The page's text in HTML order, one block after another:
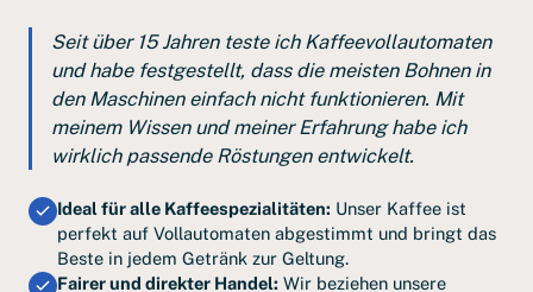
Seit über 15 Jahren teste ich Kaffeevollautomaten
und habe festgestellt, dass die meisten Bohnen in
den Maschinen einfach nicht funktionieren. Mit
meinem Wissen und meiner Erfahrung habe ich
wirklich passende Röstungen entwickelt.
Ideal für alle Kaffeespezialitäten: Unser Kaffee ist
perfekt auf Vollautomaten abgestimmt und bringt das
Beste in jedem Getränk zur Geltung.
Fairer und direkter Handel: Wir beziehen unsere